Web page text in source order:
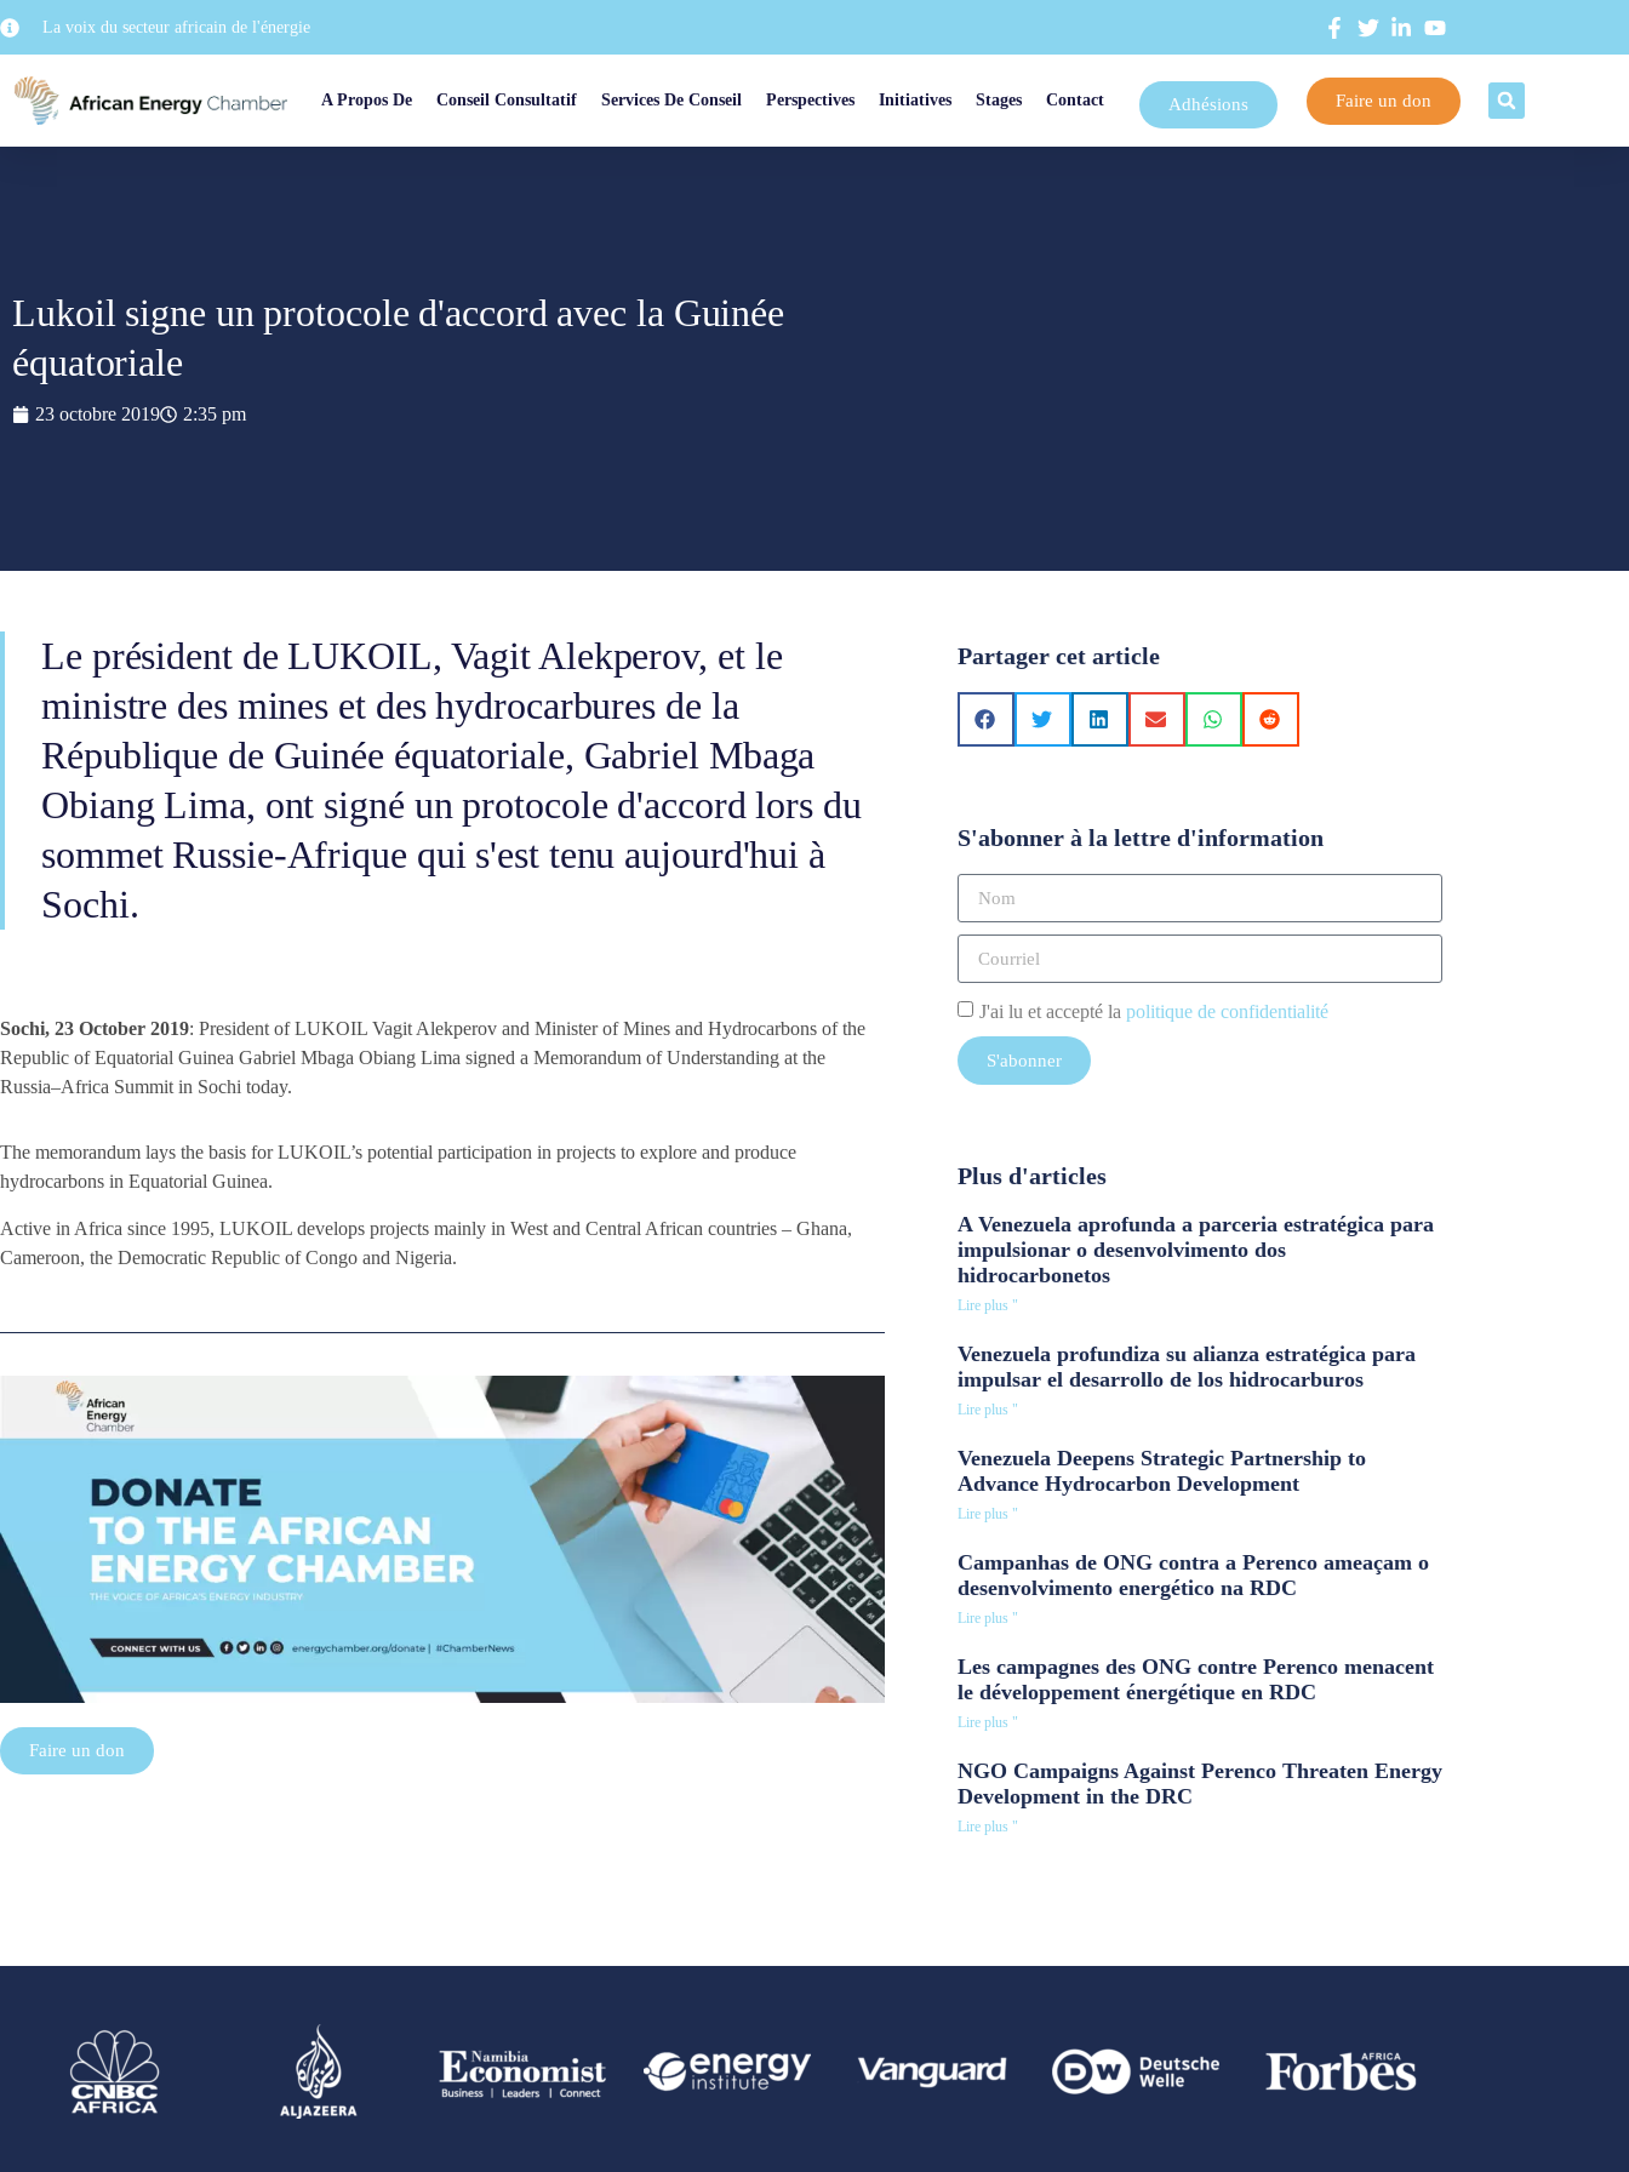
La voix du secteur africain de l'énergie
A Propos De Conseil Consultatif Services De Conseil Perspectives Initiatives Stages Contact Adhésions Faire un don
Lukoil signe un protocole d'accord avec la Guinée
équatoriale
23 octobre 2019 2:35 pm
Le président de LUKOIL, Vagit Alekperov, et le
ministre des mines et des hydrocarbures de la
République de Guinée équatoriale, Gabriel Mbaga
Obiang Lima, ont signé un protocole d'accord lors du
sommet Russie-Afrique qui s'est tenu aujourd'hui à
Sochi.
Sochi, 23 October 2019: President of LUKOIL Vagit Alekperov and Minister of Mines and Hydrocarbons of the
Republic of Equatorial Guinea Gabriel Mbaga Obiang Lima signed a Memorandum of Understanding at the
Russia–Africa Summit in Sochi today.
The memorandum lays the basis for LUKOIL’s potential participation in projects to explore and produce
hydrocarbons in Equatorial Guinea.
Active in Africa since 1995, LUKOIL develops projects mainly in West and Central African countries – Ghana,
Cameroon, the Democratic Republic of Congo and Nigeria.
Faire un don
Partager cet article
S'abonner à la lettre d'information
J'ai lu et accepté la politique de confidentialité
S'abonner
Plus d'articles
A Venezuela aprofunda a parceria estratégica para
impulsionar o desenvolvimento dos
hidrocarbonetos
Lire plus "
Venezuela profundiza su alianza estratégica para
impulsar el desarrollo de los hidrocarburos
Lire plus "
Venezuela Deepens Strategic Partnership to
Advance Hydrocarbon Development
Lire plus "
Campanhas de ONG contra a Perenco ameaçam o
desenvolvimento energético na RDC
Lire plus "
Les campagnes des ONG contre Perenco menacent
le développement énergétique en RDC
Lire plus "
NGO Campaigns Against Perenco Threaten Energy
Development in the DRC
Lire plus "